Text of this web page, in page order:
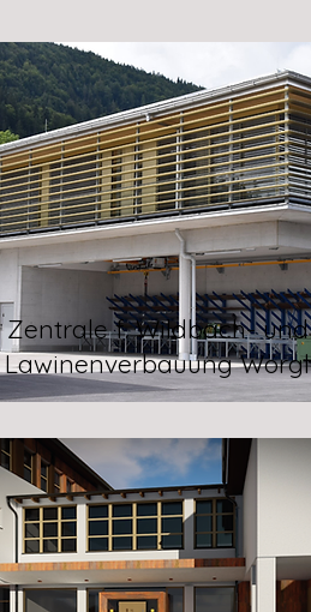
Zentrale f. Wildbach- und
Lawinenverbauung Wörgl